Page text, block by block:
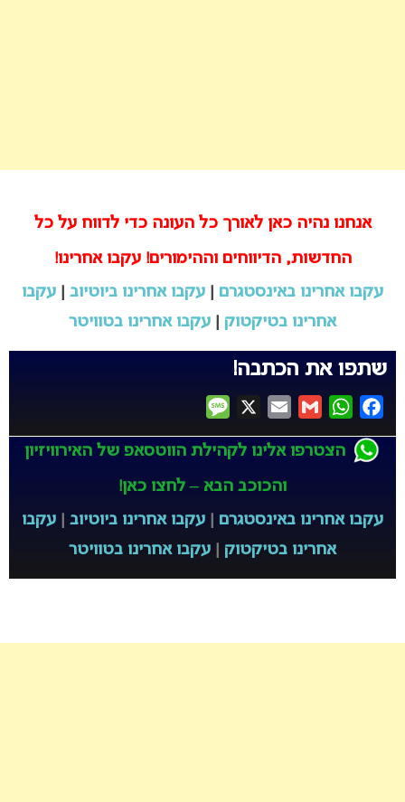
אנחנו נהיה כאן לאורך כל העונה כדי לדווח על כל
החדשות, הדיווחים וההימורים! עקבו אחרינו!
עקבו אחרינו באינסטגרם
עקבו אחרינו ביוטיוב
עקבו
אחרינו בטיקטוק
עקבו אחרינו בטוויטר
שתפו את הכתבה!
Facebook
WhatsApp
Gmail
Email
הצטרפו אלינו לקהילת הווטסאפ של האירוויזיון
והכוכב הבא – לחצו כאן!
עקבו אחרינו באינסטגרם
עקבו אחרינו ביוטיוב
עקבו
אחרינו בטיקטוק
עקבו אחרינו בטוויטר